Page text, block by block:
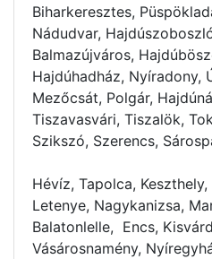
Biharkeresztes,
Nádudvar,
Balmazújváros,
Hajdúhadház, Nyíradony,
Mezőcsát, Polgár,
Tiszavasvári, Tiszalök,
Szikszó, Szerencs,
Hévíz, Tapolca,
Letenye, Nagykanizsa,
Balatonlelle, Encs,
Vásárosnamény,